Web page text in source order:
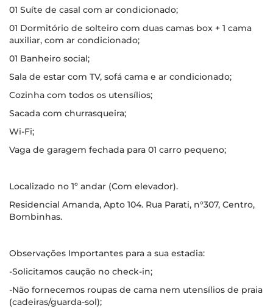
01 Suíte de casal com ar condicionado;
01 Dormitório de solteiro com duas camas box + 1 cama
auxiliar, com ar condicionado;
01 Banheiro social;
Sala de estar com TV, sofá cama e ar condicionado;
Cozinha com todos os utensílios;
Sacada com churrasqueira;
Wi-Fi;
Vaga de garagem fechada para 01 carro pequeno;
Localizado no 1º andar (Com elevador).
Residencial Amanda, Apto 104. Rua Parati, n°307, Centro,
Bombinhas.
Observações Importantes para a sua estadia:
-Solicitamos caução no check-in;
-Não fornecemos roupas de cama nem utensílios de praia
(cadeiras/guarda-sol);